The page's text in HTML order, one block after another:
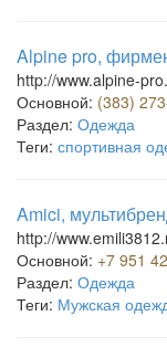
Alpine pro,
http://www.alpine-
Основной: (383)
Раздел: Одежда
Теги: спортивная
Amici,
http://
Основной: +7 951
Раздел: Одежда
Теги: Мужская